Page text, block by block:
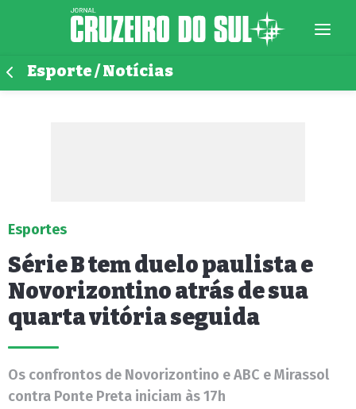
Esporte / Notícias
Esportes
Série B tem duelo paulista e
Novorizontino atrás de sua
quarta vitória seguida
Os confrontos de Novorizontino e ABC e Mirassol
contra Ponte Preta iniciam às 17h